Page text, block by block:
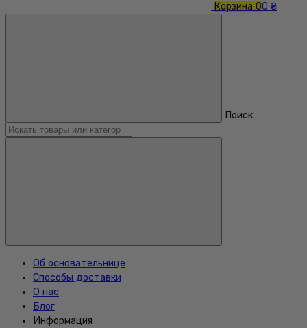
Корзина 00 ₴
Поиск
Об основательнице
Способы доставки
О нас
Блог
Информация